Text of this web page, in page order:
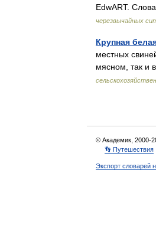
EdwART.
черезвычайных
Крупная
местных
мясном, так и
© Академик, 2000-
👣 Путешествия
Экспорт словарей